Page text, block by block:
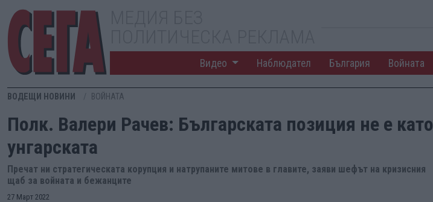
Видео Наблюдател България Войната
ВОДЕЩИ НОВИНИ ВОЙНАТА
Полк. Валери Рачев: Българската позиция не е като
унгарската
Пречат ни стратегическата корупция и натрупаните митове в главите, заяви шефът на кризисния
щаб за войната и бежанците
27 Март 2022